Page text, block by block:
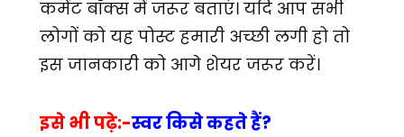
कमेंट बॉक्स में जरूर बताएं। यदि आप सभी
लोगों को यह पोस्ट हमारी अच्छी लगी हो तो
इस जानकारी को आगे शेयर जरूर करें।
इसे भी पढ़े:-स्वर किसे कहते हैं?